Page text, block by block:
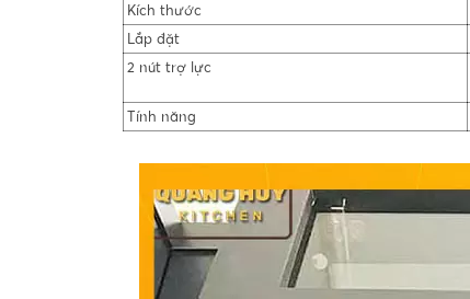
Kích thước
Lắp đặt
2 nút trợ lực
Tính năng